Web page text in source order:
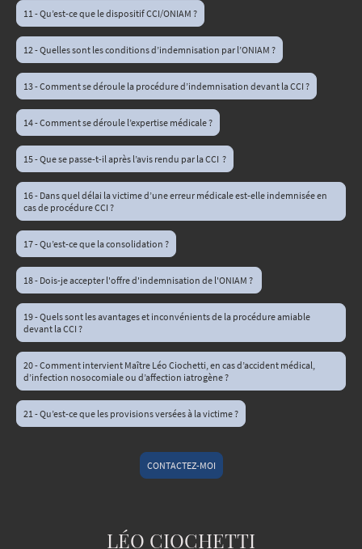
11 - Qu’est-ce que le dispositif CCI/ONIAM ?
12 - Quelles sont les conditions d’indemnisation par l’ONIAM ?
13 - Comment se déroule la procédure d’indemnisation devant la CCI ?
14 - Comment se déroule l’expertise médicale ?
15 - Que se passe-t-il après l’avis rendu par la CCI ?
16 - Dans quel délai la victime d’une erreur médicale est-elle indemnisée en
cas de procédure CCI ?
17 - Qu’est-ce que la consolidation ?
18 - Dois-je accepter l'offre d'indemnisation de l'ONIAM ?
19 - Quels sont les avantages et inconvénients de la procédure amiable
devant la CCI ?
20 - Comment intervient Maître Léo Ciochetti, en cas d’accident médical,
d’infection nosocomiale ou d’affection iatrogène ?
21 - Qu’est-ce que les provisions versées à la victime ?
CONTACTEZ-MOI
LÉO CIOCHETTI